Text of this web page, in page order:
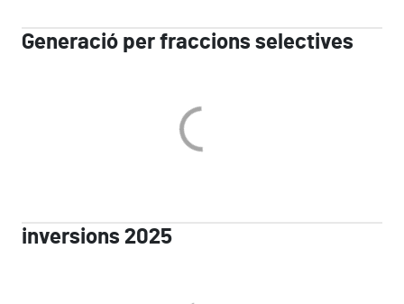
Generació per fraccions selectives
inversions 2025